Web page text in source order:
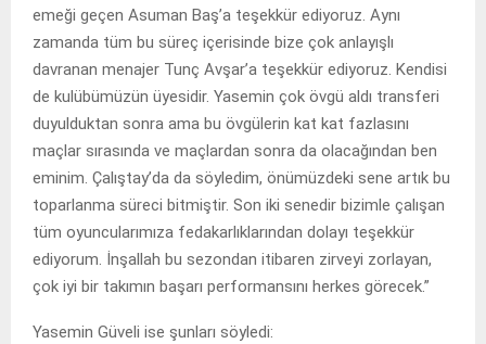
emeği geçen Asuman Baş’a teşekkür ediyoruz. Aynı
zamanda tüm bu süreç içerisinde bize çok anlayışlı
davranan menajer Tunç Avşar’a teşekkür ediyoruz. Kendisi
de kulübümüzün üyesidir. Yasemin çok övgü aldı transferi
duyulduktan sonra ama bu övgülerin kat kat fazlasını
maçlar sırasında ve maçlardan sonra da olacağından ben
eminim. Çalıştay’da da söyledim, önümüzdeki sene artık bu
toparlanma süreci bitmiştir. Son iki senedir bizimle çalışan
tüm oyuncularımıza fedakarlıklarından dolayı teşekkür
ediyorum. İnşallah bu sezondan itibaren zirveyi zorlayan,
çok iyi bir takımın başarı performansını herkes görecek.”
Yasemin Güveli ise şunları söyledi: